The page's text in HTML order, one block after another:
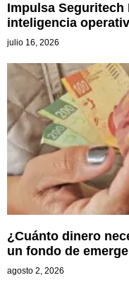
Impulsa
inteligencia
julio 16, 2026
¿Cuánto dinero
un fondo de
agosto 2, 2026